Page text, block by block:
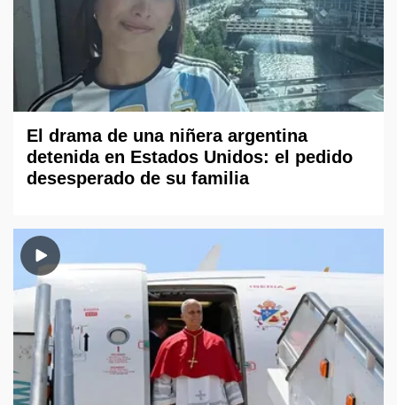
El drama de una niñera argentina
detenida en Estados Unidos: el pedido
desesperado de su familia